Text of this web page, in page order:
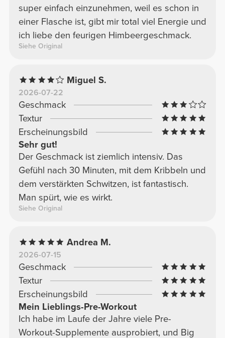
super einfach einzunehmen, weil es schon in
einer Flasche ist, gibt mir total viel Energie und
ich liebe den feurigen Himbeergeschmack.
Siehe Original
Miguel S.
2026-07-22
Geschmack
Textur
Erscheinungsbild
Sehr gut!
Der Geschmack ist ziemlich intensiv. Das
Gefühl nach 30 Minuten, mit dem Kribbeln und
dem verstärkten Schwitzen, ist fantastisch.
Man spürt, wie es wirkt.
Siehe Original
Andrea M.
2026-07-15
Geschmack
Textur
Erscheinungsbild
Mein Lieblings-Pre-Workout
Ich habe im Laufe der Jahre viele Pre-
Workout-Supplemente ausprobiert, und Big